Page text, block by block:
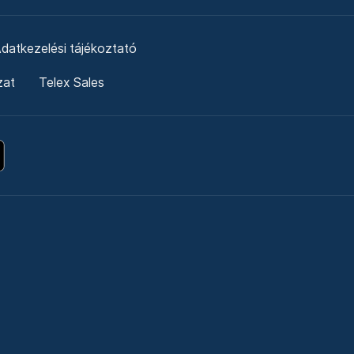
tájékoztató
Telex Sales